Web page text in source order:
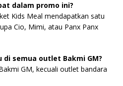
dalam promo ini?
Kids Meal mendapatkan satu
Cio, Mimi, atau Panx Panx
di semua outlet Bakmi GM?
GM, kecuali outlet bandara